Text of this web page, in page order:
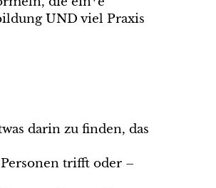
UND viel Praxis
darin zu finden, das
trifft oder –